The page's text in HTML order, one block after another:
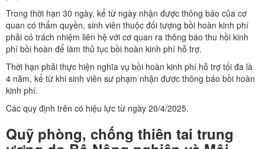
Trong thời hạn 30 ngày, kể từ ngày nhận được thông báo của cơ
quan có thẩm quyền, sinh viên thuộc đối tượng bồi hoàn kinh phí
phải có trách nhiệm liên hệ với cơ quan ra thông báo thu hồi kinh
phí bồi hoàn để làm thủ tục bồi hoàn kinh phí hỗ trợ.
Thời hạn phải thực hiện nghĩa vụ bồi hoàn kinh phí hỗ trợ tối đa là
4 năm, kể từ khi sinh viên sư phạm nhận được thông báo bồi hoàn
kinh phí.
Các quy định trên có hiệu lực từ ngày 20/4/2025.
Quỹ phòng, chống thiên tai trung